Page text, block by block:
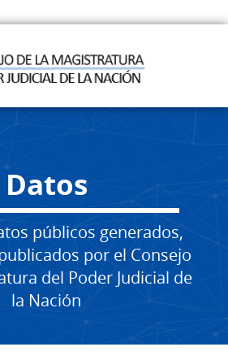
Datos
públicos generados,
por el Consejo
del Poder Judicial de
la Nación